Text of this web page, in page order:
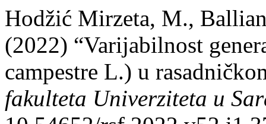
Hodžić Mirzeta, M.,
(2022) “Varijabilnost
campestre L.) u
fakulteta Univerziteta u